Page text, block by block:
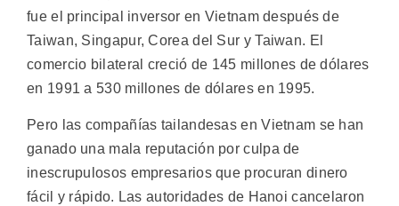
fue el principal inversor en Vietnam después de
Taiwan, Singapur, Corea del Sur y Taiwan. El
comercio bilateral creció de 145 millones de dólares
en 1991 a 530 millones de dólares en 1995.
Pero las compañías tailandesas en Vietnam se han
ganado una mala reputación por culpa de
inescrupulosos empresarios que procuran dinero
fácil y rápido. Las autoridades de Hanoi cancelaron